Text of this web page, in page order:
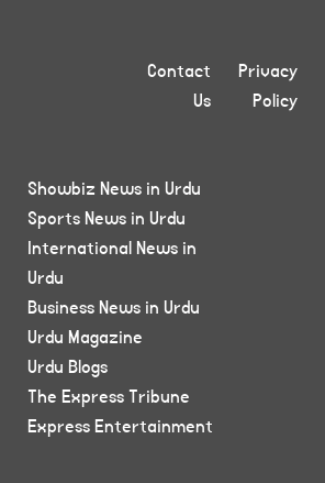
Privacy
Policy
Contact
Us
Showbiz News in Urdu
Sports News in Urdu
International News in
Urdu
Business News in Urdu
Urdu Magazine
Urdu Blogs
The Express Tribune
Express Entertainment